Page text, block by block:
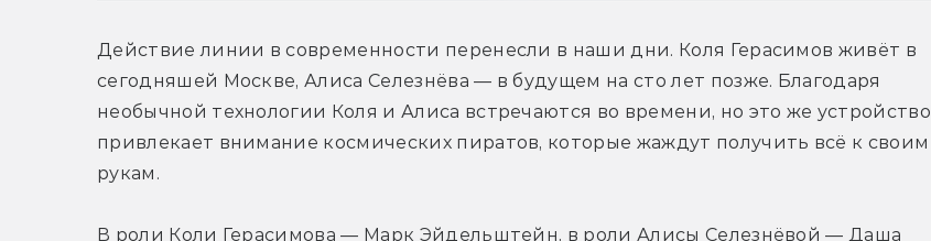
Действие линии в современности перенесли в наши дни. Коля Герасимов живёт в
сегодняшей Москве, Алиса Селезнёва — в будущем на сто лет позже. Благодаря
необычной технологии Коля и Алиса встречаются во времени, но это же устройство
привлекает внимание космических пиратов, которые жаждут получить всё к своим
рукам.
В роли Коли Герасимова — Марк Эйдельштейн, в роли Алисы Селезнёвой — Даша